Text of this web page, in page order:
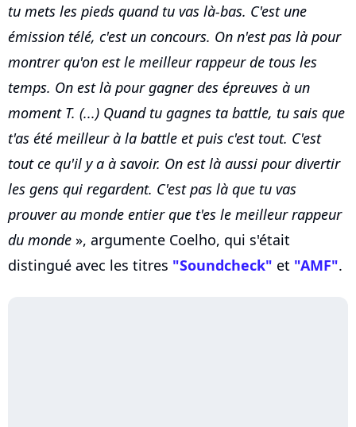
tu mets les pieds quand tu vas là-bas. C'est une
émission télé, c'est un concours. On n'est pas là pour
montrer qu'on est le meilleur rappeur de tous les
temps. On est là pour gagner des épreuves à un
moment T. (...) Quand tu gagnes ta battle, tu sais que
t'as été meilleur à la battle et puis c'est tout. C'est
tout ce qu'il y a à savoir. On est là aussi pour divertir
les gens qui regardent. C'est pas là que tu vas
prouver au monde entier que t'es le meilleur rappeur
du monde », argumente Coelho, qui s'était
distingué avec les titres "Soundcheck" et "AMF".